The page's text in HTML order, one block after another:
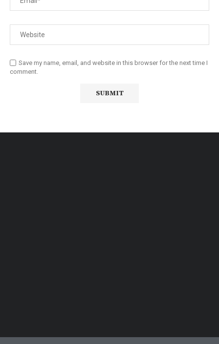
Save my name, email, and website in this browser for the next time I
comment.